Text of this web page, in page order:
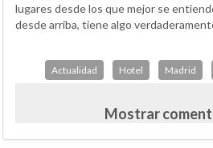
lugares desde los que mejor se
desde arriba, tiene algo
Actualidad Hotel Madrid
Mostrar